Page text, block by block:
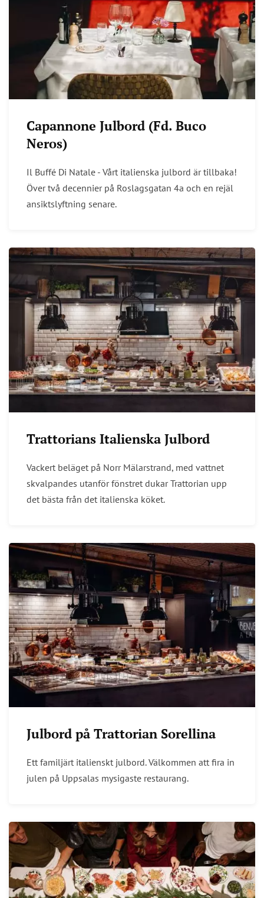
Capannone Julbord (Fd. Buco
Neros)
Il Buffé Di Natale - Vårt italienska julbord är tillbaka!
Över två decennier på Roslagsgatan 4a och en rejäl
ansiktslyftning senare.
Trattorians Italienska Julbord
Vackert beläget på Norr Mälarstrand, med vattnet
skvalpandes utanför fönstret dukar Trattorian upp
det bästa från det italienska köket.
Julbord på Trattorian Sorellina
Ett familjärt italienskt julbord. Välkommen att fira in
julen på Uppsalas mysigaste restaurang.